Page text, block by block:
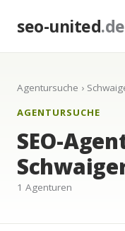
seo-united.de
Agentursuche ›
AGENTURSUCHE
SEO-
1 Agenturen